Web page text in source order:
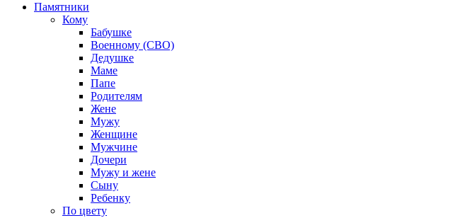
Памятники
Кому
Бабушке
Военному (СВО)
Дедушке
Маме
Папе
Родителям
Жене
Мужу
Женщине
Мужчине
Дочери
Мужу и жене
Сыну
Ребенку
По цвету